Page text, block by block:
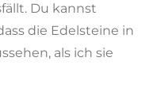
Du kannst
die Edelsteine in
als ich sie